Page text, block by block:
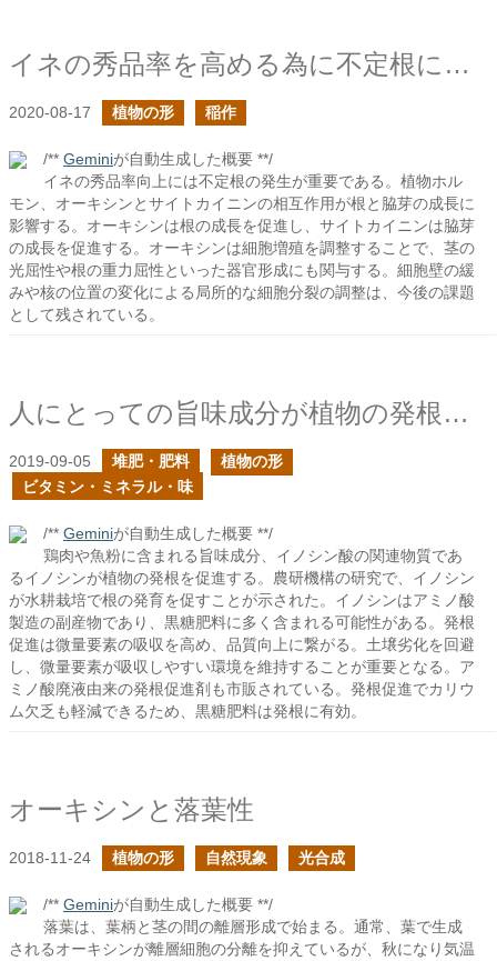
イネの秀品率を高める為に不定根に着目する
2020-08-17 植物の形 稲作
/** Geminiが自動生成した概要 **/
イネの秀品率向上には不定根の発生が重要である。植物ホル
モン、オーキシンとサイトカイニンの相互作用が根と脇芽の成長に
影響する。オーキシンは根の成長を促進し、サイトカイニンは脇芽
の成長を促進する。オーキシンは細胞増殖を調整することで、茎の
光屈性や根の重力屈性といった器官形成にも関与する。細胞壁の緩
みや核の位置の変化による局所的な細胞分裂の調整は、今後の課題
として残されている。
人にとっての旨味成分が植物の発根を促進するか？
2019-09-05 堆肥・肥料
植物の形
ビタミン・ミネラル・味
/** Geminiが自動生成した概要 **/
鶏肉や魚粉に含まれる旨味成分、イノシン酸の関連物質であ
るイノシンが植物の発根を促進する。農研機構の研究で、イノシン
が水耕栽培で根の発育を促すことが示された。イノシンはアミノ酸
製造の副産物であり、黒糖肥料に多く含まれる可能性がある。発根
促進は微量要素の吸収を高め、品質向上に繋がる。土壌劣化を回避
し、微量要素が吸収しやすい環境を維持することが重要となる。ア
ミノ酸廃液由来の発根促進剤も市販されている。発根促進でカリウ
ム欠乏も軽減できるため、黒糖肥料は発根に有効。
オーキシンと落葉性
2018-11-24 植物の形 自然現象 光合成
/** Geminiが自動生成した概要 **/
落葉は、葉柄と茎の間の離層形成で始まる。通常、葉で生成
されるオーキシンが離層細胞の分離を抑えているが、秋になり気温